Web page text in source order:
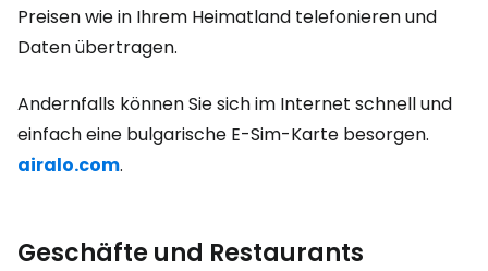
Preisen wie in Ihrem Heimatland telefonieren und
Daten übertragen.
Andernfalls können Sie sich im Internet schnell und
einfach eine bulgarische E-Sim-Karte besorgen.
airalo.com.
Geschäfte und Restaurants